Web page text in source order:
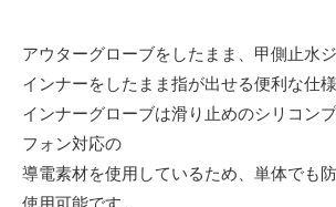
アウターグローブをしたまま、甲側止水
インナーをしたまま指が出せる便利な仕様
インナーグローブは滑り止めのシリコン
フォン対応の
導電素材を使用しているため、単体でも
使用可能です。